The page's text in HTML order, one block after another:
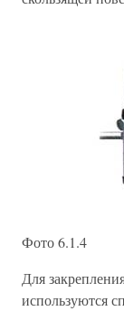
Фото 6.1.4
Для
используются